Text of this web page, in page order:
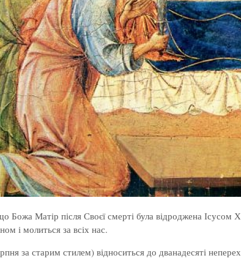
Божа Матір після Своєї смерті була відроджена
і молиться за всіх нас.
за старим стилем) відноситься до дванадесяті